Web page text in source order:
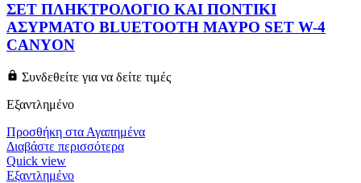
ΣΕΤ ΠΛΗΚΤΡΟΛΟΓΙΟ ΚΑΙ ΠΟΝΤΙΚΙ
ΑΣΥΡΜΑΤΟ BLUETOOTH ΜΑΥΡΟ SET W-4
CANYON
Συνδεθείτε για να δείτε τιμές
Εξαντλημένο
Προσθήκη στα Αγαπημένα
Διαβάστε περισσότερα
Quick view
Εξαντλημένο